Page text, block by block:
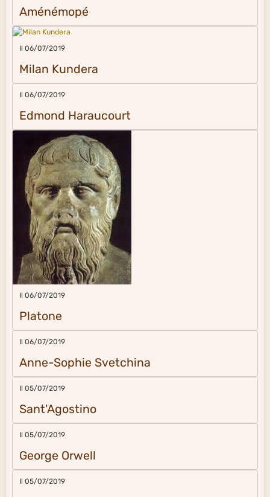
Aménémopé
Il 06/07/2019
Milan Kundera
Il 06/07/2019
Edmond Haraucourt
Il 06/07/2019
Platone
Il 06/07/2019
Anne-Sophie Svetchina
Il 05/07/2019
Sant'Agostino
Il 05/07/2019
George Orwell
Il 05/07/2019